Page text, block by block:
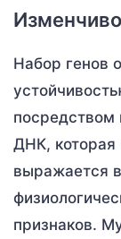
Набор генов
ДНК, которая
выражается
признаков.